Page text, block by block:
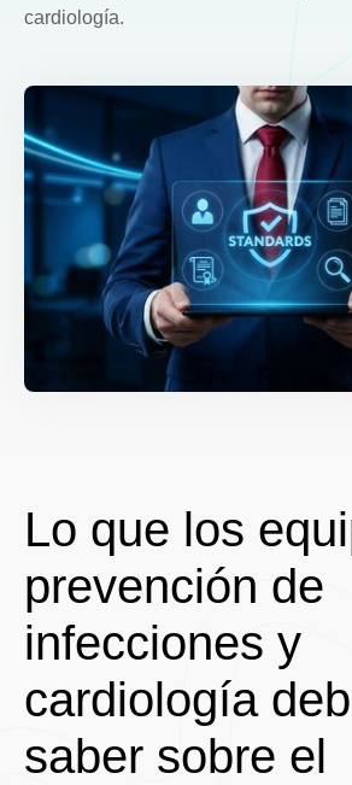
cardiología.
Lo que los
prevención de
infecciones y
cardiología
saber sobre el